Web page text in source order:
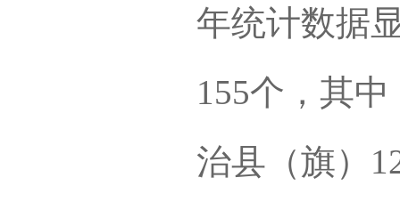
年统计数据
155个，其
治县（旗）